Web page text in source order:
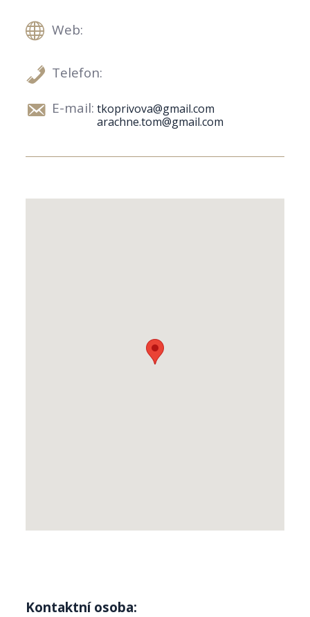
Web:
Telefon:
E-mail: tkoprivova@gmail.com
arachne.tom@gmail.com
Kontaktní osoba: